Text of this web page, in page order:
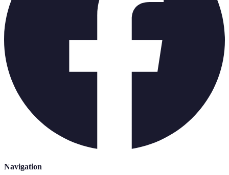
Navigation